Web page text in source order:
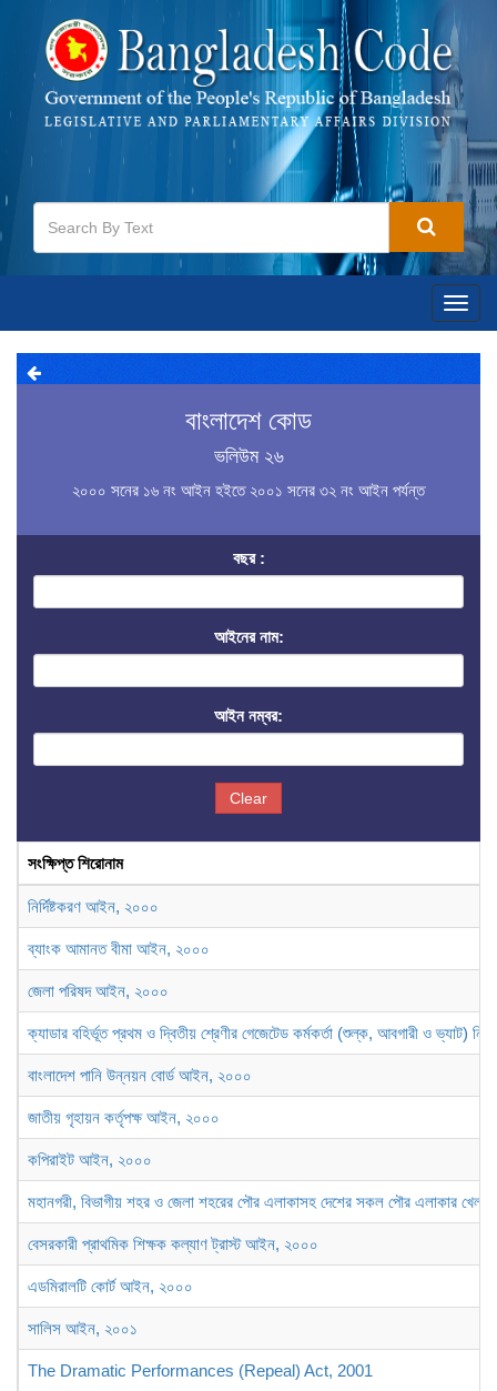
বাংলাদেশ কোড
ভলিউম ২৬
২০০০ সনের ১৬ নং আইন হইতে ২০০১ সনের ৩২ নং আইন পর্যন্ত
বছর :
আইনের নাম:
আইন নম্বর:
Clear
সংক্ষিপ্ত শিরোনাম
নির্দিষ্টকরণ আইন, ২০০০
ব্যাংক আমানত বীমা আইন, ২০০০
জেলা পরিষদ আইন, ২০০০
ক্যাডার বহির্ভূত প্রথম ও দ্বিতীয় শ্রেণীর গেজেটেড কর্মকর্তা (শুল্ক, আবগারী ও ভ্যাট)
বাংলাদেশ পানি উন্নয়ন বোর্ড আইন, ২০০০
জাতীয় গৃহায়ন কর্তৃপক্ষ আইন, ২০০০
কপিরাইট আইন, ২০০০
মহানগরী, বিভাগীয় শহর ও জেলা শহরের পৌর এলাকাসহ দেশের সকল পৌর এলাকার
বেসরকারী প্রাথমিক শিক্ষক কল্যাণ ট্রাস্ট আইন, ২০০০
এডমিরালটি কোর্ট আইন, ২০০০
সালিস আইন, ২০০১
The Dramatic Performances (Repeal) Act, 2001